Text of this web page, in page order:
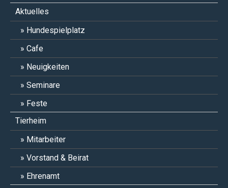
Aktuelles
Hundespielplatz
Cafe
Neuigkeiten
Seminare
Feste
Tierheim
Mitarbeiter
Vorstand & Beirat
Ehrenamt